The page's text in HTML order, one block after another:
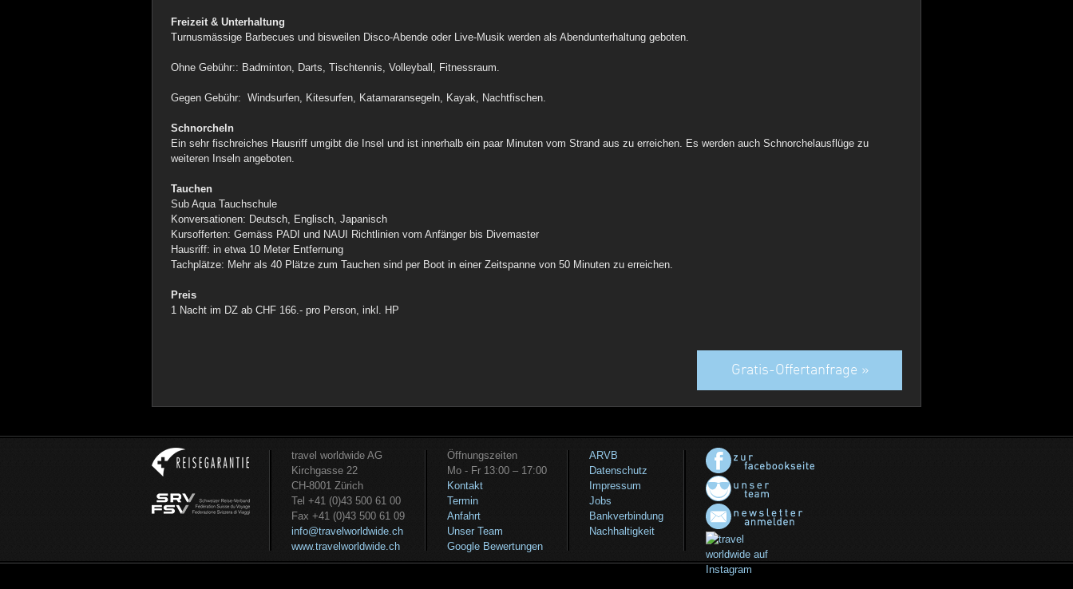
Freizeit & Unterhaltung
Turnusmässige Barbecues und bisweilen Disco-Abende oder Live-Musik werden als Abendunterhaltung geboten.
Ohne Gebühr:: Badminton, Darts, Tischtennis, Volleyball, Fitnessraum.
Gegen Gebühr: Windsurfen, Kitesurfen, Katamaransegeln, Kayak, Nachtfischen.
Schnorcheln
Ein sehr fischreiches Hausriff umgibt die Insel und ist innerhalb ein paar Minuten vom Strand aus zu erreichen. Es werden auch Schnorchelausflüge zu
weiteren Inseln angeboten.
Tauchen
Sub Aqua Tauchschule
Konversationen: Deutsch, Englisch, Japanisch
Kursofferten: Gemäss PADI und NAUI Richtlinien vom Anfänger bis Divemaster
Hausriff: in etwa 10 Meter Entfernung
Tachplätze: Mehr als 40 Plätze zum Tauchen sind per Boot in einer Zeitspanne von 50 Minuten zu erreichen.
Preis
1 Nacht im DZ ab CHF 166.- pro Person, inkl. HP
Gratis-Offertanfrage »
travel worldwide AG
Kirchgasse 22
CH-8001 Zürich
Tel +41 (0)43 500 61 00
Fax +41 (0)43 500 61 09
info@travelworldwide.ch
www.travelworldwide.ch
Öffnungszeiten
Mo - Fr 13:00 – 17:00
Kontakt
Termin
Anfahrt
Unser Team
Google Bewertungen
ARVB
Datenschutz
Impressum
Jobs
Bankverbindung
Nachhaltigkeit